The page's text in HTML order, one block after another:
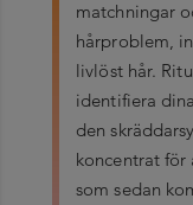
matchningar
hårproblem,
livlöst hår.
identifiera
den
koncentrat för
som sedan